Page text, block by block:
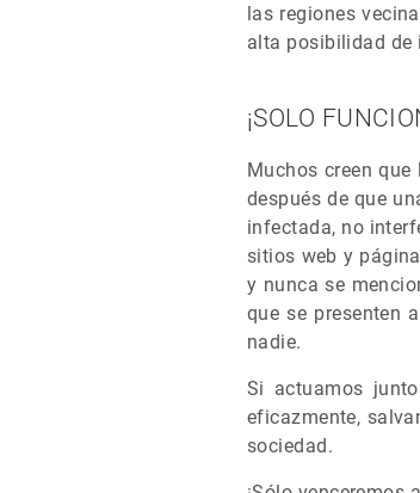
las regiones
alta posibilidad de
¡SOLO
Muchos creen
después de que
infectada, no
sitios web y
y nunca se
que se presenten
nadie.
Si actuamos
eficazmente,
sociedad.